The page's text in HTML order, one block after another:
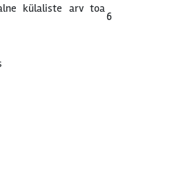
külaliste arv toa
6